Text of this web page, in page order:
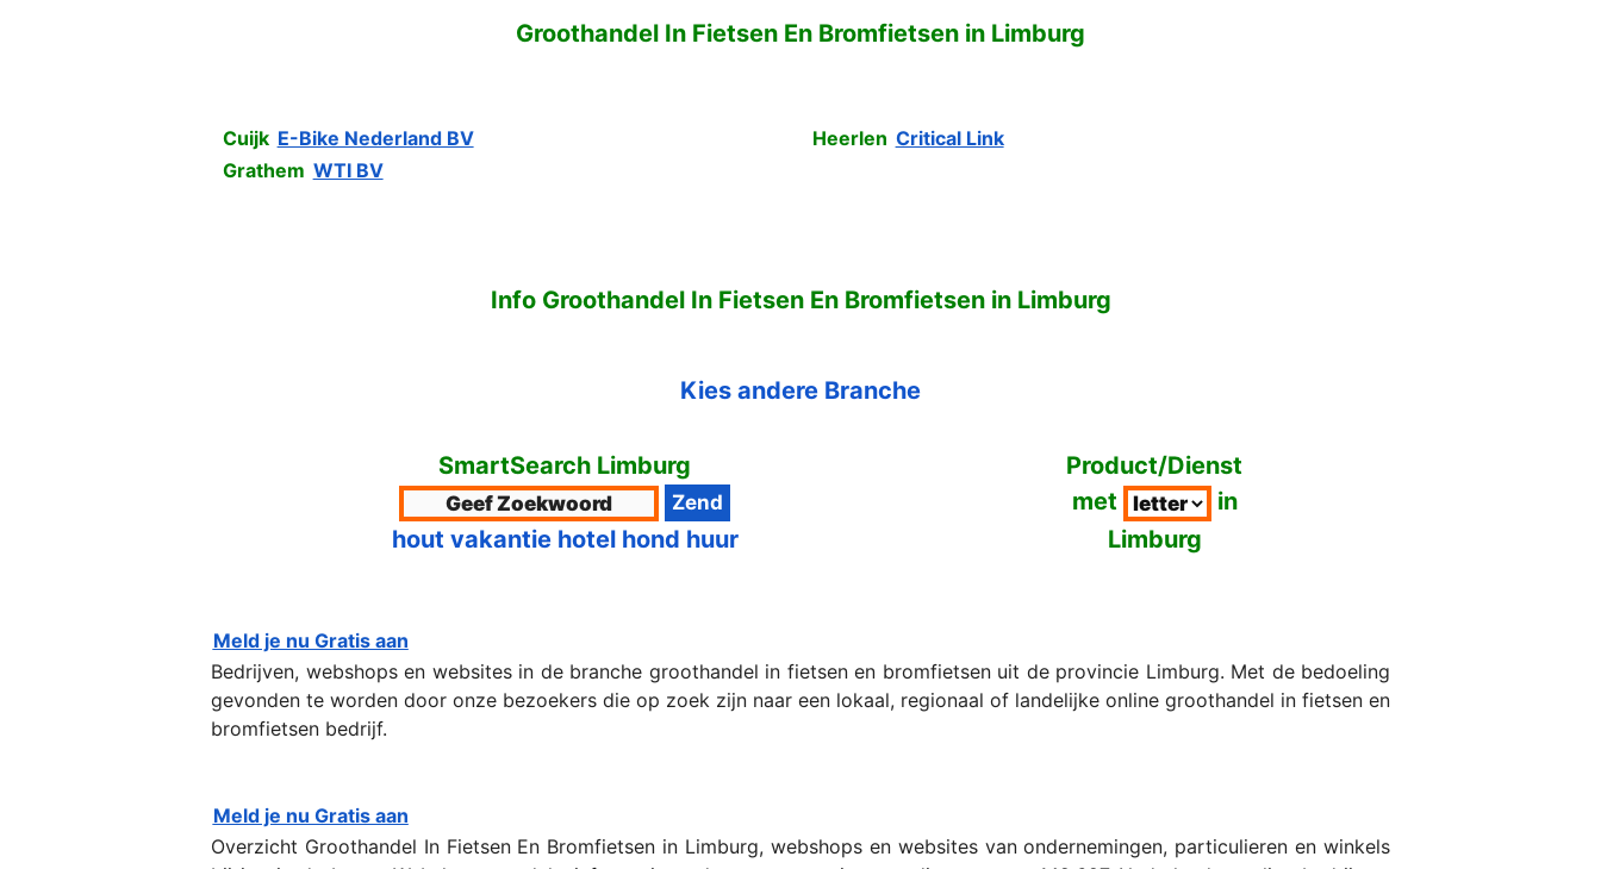
Groothandel In Fietsen En Bromfietsen in Limburg
Cuijk E-Bike Nederland BV
Grathem WTI BV
Heerlen Critical Link
Info Groothandel In Fietsen En Bromfietsen in Limburg
Kies andere Branche
SmartSearch Limburg
hout vakantie hotel hond huur
Product/Dienst
met
in
Limburg
Meld je nu Gratis aan
Bedrijven, webshops en websites in de branche groothandel in fietsen en bromfietsen uit de provincie Limburg. Met de bedoeling
gevonden te worden door onze bezoekers die op zoek zijn naar een lokaal, regionaal of landelijke online groothandel in fietsen en
bromfietsen bedrijf.
Meld je nu Gratis aan
Overzicht Groothandel In Fietsen En Bromfietsen in Limburg, webshops en websites van ondernemingen, particulieren en winkels